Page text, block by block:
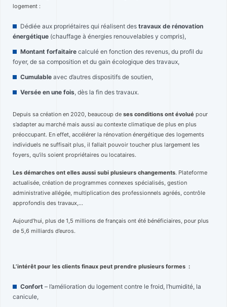
logement :
Dédiée aux propriétaires qui réalisent des travaux de rénovation
énergétique (chauffage à énergies renouvelables y compris),
Montant forfaitaire calculé en fonction des revenus, du profil du
foyer, de sa composition et du gain écologique des travaux,
Cumulable avec d’autres dispositifs de soutien,
Versée en une fois , dès la fin des travaux.
Depuis sa création en 2020, beaucoup de ses conditions ont évolué pour
s’adapter au marché mais aussi au contexte climatique de plus en plus
préoccupant. En effet, accélérer la rénovation énergétique des logements
individuels ne suffisait plus, il fallait pouvoir toucher plus largement les
foyers, qu’ils soient propriétaires ou locataires.
Les démarches ont elles aussi subi plusieurs changements. Plateforme
actualisée, création de programmes connexes spécialisés, gestion
administrative allégée, multiplication des professionnels agréés, contrôle
approfondis des travaux,…
Aujourd’hui, plus de 1,5 millions de français ont été bénéficiaires, pour plus
de 5,6 milliards d’euros.
L’intérêt pour les clients finaux peut prendre plusieurs formes :
Confort – l’amélioration du logement contre le froid, l’humidité, la
canicule,